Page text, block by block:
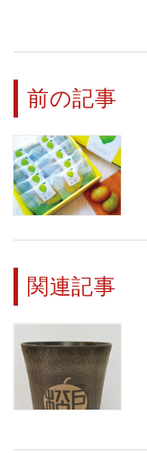
前の記事
関連記事